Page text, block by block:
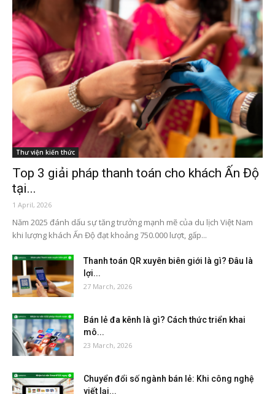
Thư viện kiến thức
Top 3 giải pháp thanh toán cho khách Ấn Độ
tại...
1 April, 2026
Năm 2025 đánh dấu sự tăng trưởng mạnh mẽ của du lịch Việt Nam
khi lượng khách Ấn Độ đạt khoảng 750.000 lượt, gấp...
Thanh toán QR xuyên biên giới là gì? Đâu là
lợi...
27 March, 2026
Bán lẻ đa kênh là gì? Cách thức triển khai
mô...
23 March, 2026
Chuyển đổi số ngành bán lẻ: Khi công nghệ
viết lại...